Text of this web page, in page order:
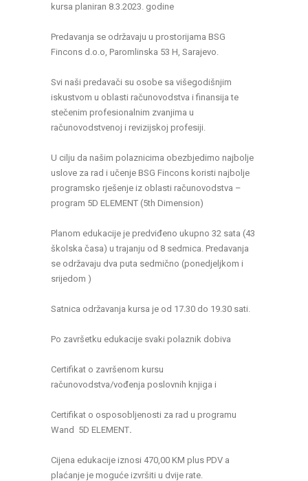
kursa planiran 8.3.2023. godine
Predavanja se održavaju u prostorijama BSG
Fincons d.o.o, Paromlinska 53 H, Sarajevo.
Svi naši predavači su osobe sa višegodišnjim
iskustvom u oblasti računovodstva i finansija te
stečenim profesionalnim zvanjima u
računovodstvenoj i revizijskoj profesiji.
U cilju da našim polaznicima obezbjedimo najbolje
uslove za rad i učenje BSG Fincons koristi najbolje
programsko rješenje iz oblasti računovodstva –
program 5D ELEMENT (5th Dimension)
Planom edukacije je predviđeno ukupno 32 sata (43
školska časa) u trajanju od 8 sedmica. Predavanja
se održavaju dva puta sedmično (ponedjeljkom i
srijedom )
Satnica održavanja kursa je od 17.30 do 19.30 sati.
Po završetku edukacije svaki polaznik dobiva
Certifikat o završenom kursu
računovodstva/vođenja poslovnih knjiga i
Certifikat o osposobljenosti za rad u programu
Wand 5D ELEMENT.
Cijena edukacije iznosi 470,00 KM plus PDV a
plaćanje je moguće izvršiti u dvije rate.